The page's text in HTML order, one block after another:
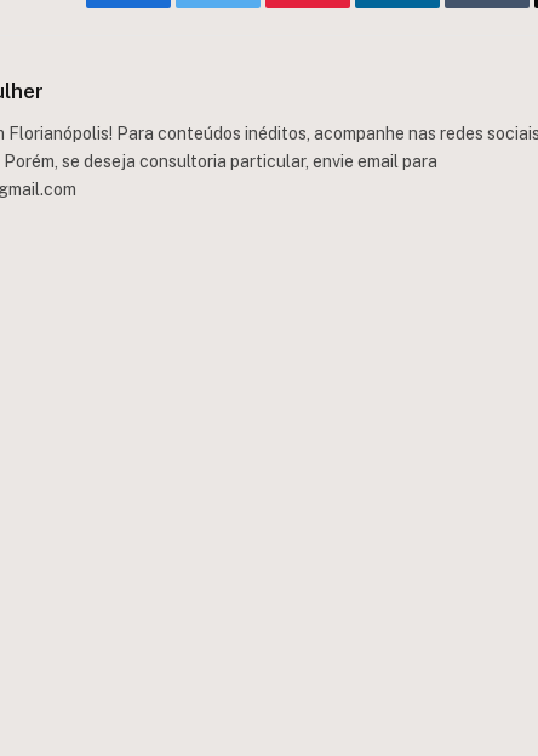
Florianópolis! Para conteúdos inéditos, acompanhe nas redes sociais
se deseja consultoria particular, envie email para